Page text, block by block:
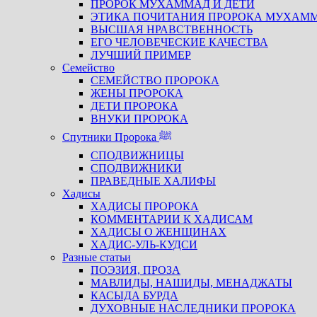
ПРОРОК МУХАММАД И ДЕТИ
ЭТИКА ПОЧИТАНИЯ ПРОРОКА
ВЫСШАЯ НРАВСТВЕННОСТЬ
ЕГО ЧЕЛОВЕЧЕСКИЕ КАЧЕСТВА
ЛУЧШИЙ ПРИМЕР
Семейство
СЕМЕЙСТВО ПРОРОКА
ЖЕНЫ ПРОРОКА
ДЕТИ ПРОРОКА
ВНУКИ ПРОРОКА
Спутники Пророка ﷺ
СПОДВИЖНИЦЫ
СПОДВИЖНИКИ
ПРАВЕДНЫЕ ХАЛИФЫ
Хадисы
ХАДИСЫ ПРОРОКА
КОММЕНТАРИИ К ХАДИСАМ
ХАДИСЫ О ЖЕНЩИНАХ
ХАДИС-УЛЬ-КУДСИ
Разные статьи
ПОЭЗИЯ, ПРОЗА
МАВЛИДЫ, НАШИДЫ, МЕНАДЖАТЫ
КАСЫДА БУРДА
ДУХОВНЫЕ НАСЛЕДНИКИ ПРОРОКА